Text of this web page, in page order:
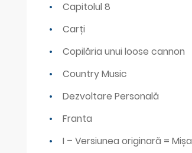
Capitolul 8
Carți
Copilăria unui loose cannon
Country Music
Dezvoltare Personală
Franta
I – Versiunea originară = Mișa